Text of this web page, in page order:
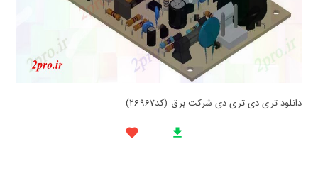
دانلود تری دی تری دی شرکت برق (کد26967)